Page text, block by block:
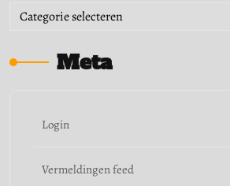
Categorieën
Meta
Login
Vermeldingen feed